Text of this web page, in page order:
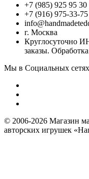
+7 (985) 925 95 30
+7 (916) 975-33-75
г. Москва
Круглосуточно
заказы.
Мы в Социальных сетях
© 2006-2026 Магазин
авторских игрушек